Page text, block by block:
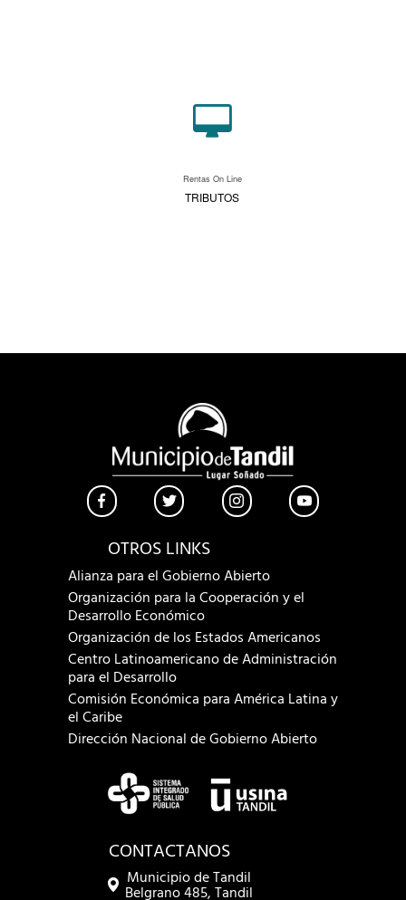
OTROS LINKS
Alianza para el Gobierno Abierto
Organización para la Cooperación y el
Desarrollo Económico
Organización de los Estados Americanos
Centro Latinoamericano de Administración
para el Desarrollo
Comisión Económica para América Latina y
el Caribe
Dirección Nacional de Gobierno Abierto
CONTACTANOS
Municipio de Tandil
Belgrano 485, Tandil